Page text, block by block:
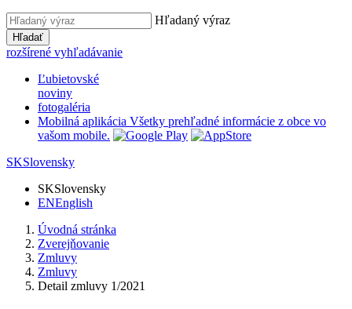
Hľadaný výraz
Hľadať
rozšírené vyhľadávanie
Ľubietovské
noviny
fotogaléria
Mobilná aplikácia Všetky prehľadné informácie z obce vo
vašom mobile.
SKSlovensky
SKSlovensky
ENEnglish
Úvodná stránka
Zverejňovanie
Zmluvy
Zmluvy
Detail zmluvy 1/2021